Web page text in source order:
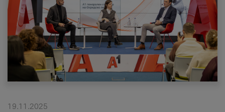
Приватни Деловни
Поддршка
Надополни кредит
19.11.2025